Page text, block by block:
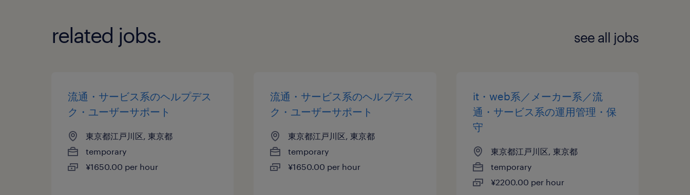
related jobs. see all jobs
流通・サービス系のヘルプデス
ク・ユーザーサポート
東京都江戸川区, 東京都
temporary
¥1650.00 per hour
流通・サービス系のヘルプデス
ク・ユーザーサポート
東京都江戸川区, 東京都
temporary
¥1650.00 per hour
it・web系／メーカー系／流
通・サービス系の運用管理・保
守
東京都江戸川区, 東京都
temporary
¥2200.00 per hour